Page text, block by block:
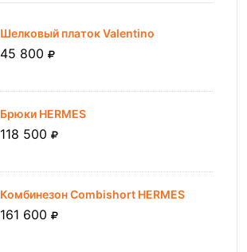
Шелковый платок Valentino
45 800
Брюки HERMES
118 500
Комбинезон Combishort HERMES
161 600